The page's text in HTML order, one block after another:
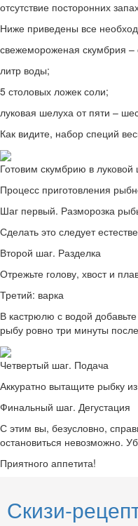
отсутствие посторонних
Ниже приведены все
свежемороженая скумбрия –
литр воды;
5 столовых ложек соли;
луковая шелуха от пяти –
Как видите, набор специй
Готовим скумбрию в
Процесс приготовления
Шаг первый. Разморозка
Сделать это следует
Второй шаг. Разделка
Отрежьте голову, хвост и
Третий: варка
В кастрюлю с водой
рыбу ровно три минуты
Четвертый шаг. Подача
Аккуратно вытащите рыбку
Финальный шаг. Дегустация
С этим вы, безусловно,
остановиться невозможно.
Приятного аппетита!
Скизи-